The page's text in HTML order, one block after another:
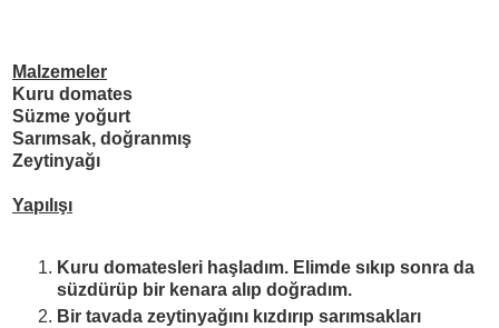
Malzemeler
Kuru domates
Süzme yoğurt
Sarımsak, doğranmış
Zeytinyağı
Yapı ışı
Kuru domatesleri haş lad ım. Elimde sıkıp sonra da
süzdürüp bir kenara al ıp doğradım.
Bir tavada zeytinyağını kızdırıp sarımsakları